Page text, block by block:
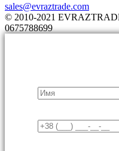
sales@evraztrade.com
© 2010-2021
0675788699